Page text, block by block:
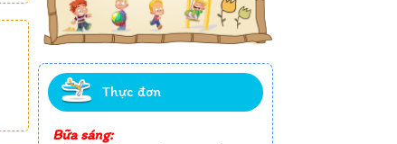
Thực đơn
Bữa sáng: